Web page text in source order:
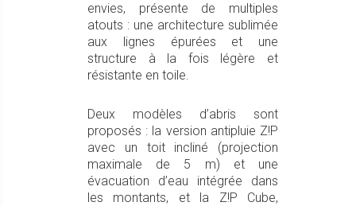
envies, présente de multiples
atouts : une architecture sublimée
aux lignes épurées et une
structure à la fois légère et
résistante en toile.
Deux modèles d’abris sont
proposés : la version antipluie Z!P
avec un toit incliné (projection
maximale de 5 m) et une
évacuation d’eau intégrée dans
les montants, et la Z!P Cube,